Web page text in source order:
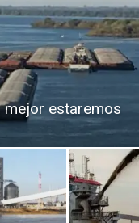
mejor estaremos